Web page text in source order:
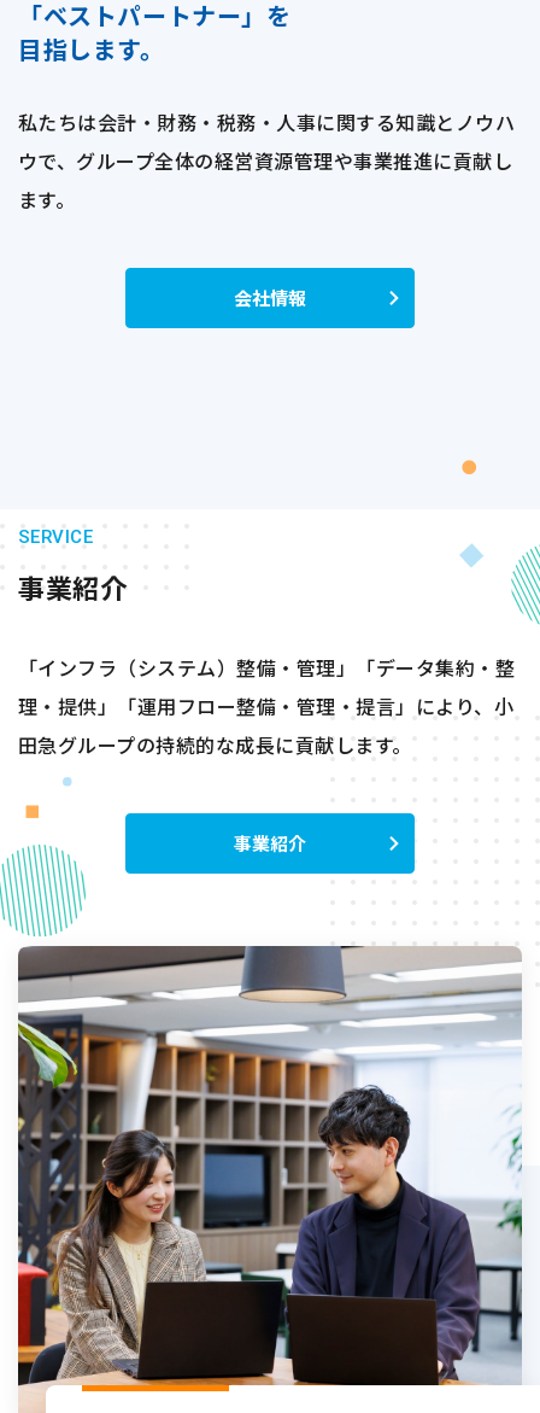
「ベストパートナー」を
目指します。
私たちは会計・財務・税務・人事に関する知識とノウハ
ウで、 グループ全体の経営資源管理や事業推進に貢献し
ます。
会社情報
SERVICE
事業紹介
「インフラ（システム）整備・管理」「データ集約・整
理・提供」「運用フロー整備・管理・提言」により、小
田急グループの持続的な成長に貢献します。
事業紹介